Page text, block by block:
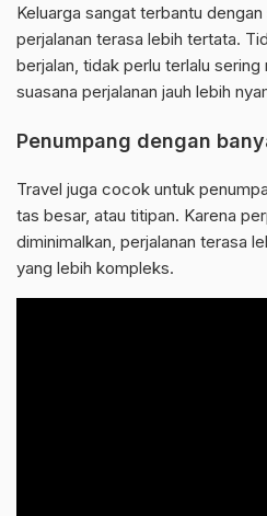
Keluarga sangat terbantu
perjalanan terasa lebih tertata.
berjalan, tidak perlu terlalu
suasana perjalanan jauh lebih
Penumpang dengan
Travel juga cocok untuk
tas besar, atau titipan. Karena
diminimalkan, perjalanan terasa
yang lebih kompleks.